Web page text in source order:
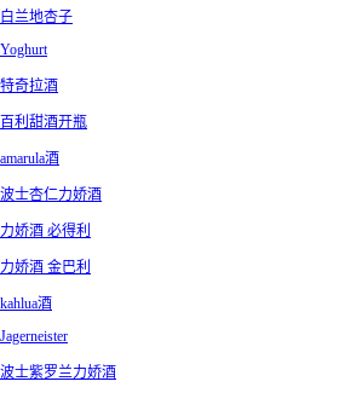
白兰地杏子
Yoghurt
特奇拉酒
百利甜酒开瓶
amarula酒
波士杏仁力娇酒
力娇酒 必得利
力娇酒 金巴利
kahlua酒
Jagerneister
波士紫罗兰力娇酒